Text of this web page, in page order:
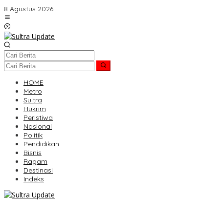
Lewati
ke
konten
8 Agustus 2026
HOME
Metro
Sultra
Hukrim
Peristiwa
Nasional
Politik
Pendidikan
Bisnis
Ragam
Destinasi
Indeks